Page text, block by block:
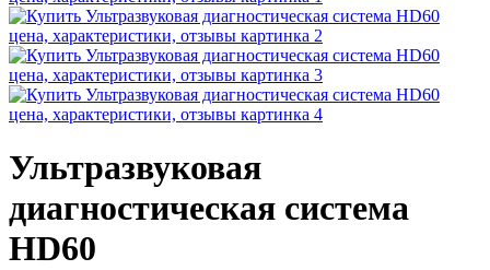
Ультразвуковая
диагностическая система
HD60